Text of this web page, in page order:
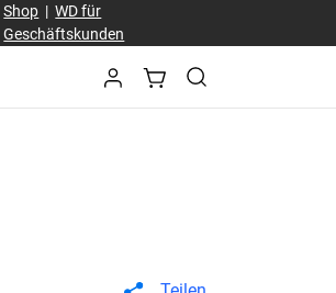
Shop |WD für
Geschäftskunden